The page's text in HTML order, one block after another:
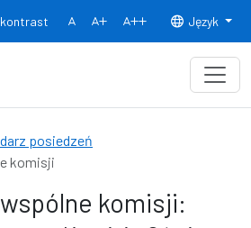
Normalny rozmiar czcionki
Rozmiar czcionki 150% Rozmiar
Język
posiedzeń
komisji
komisji: